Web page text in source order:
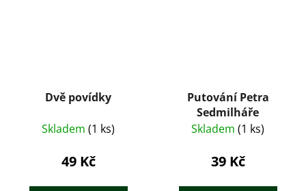
Dvě povídky
Skladem (1 ks)
49 Kč
Putování Petra
Sedmilháře
Skladem (1 ks)
39 Kč